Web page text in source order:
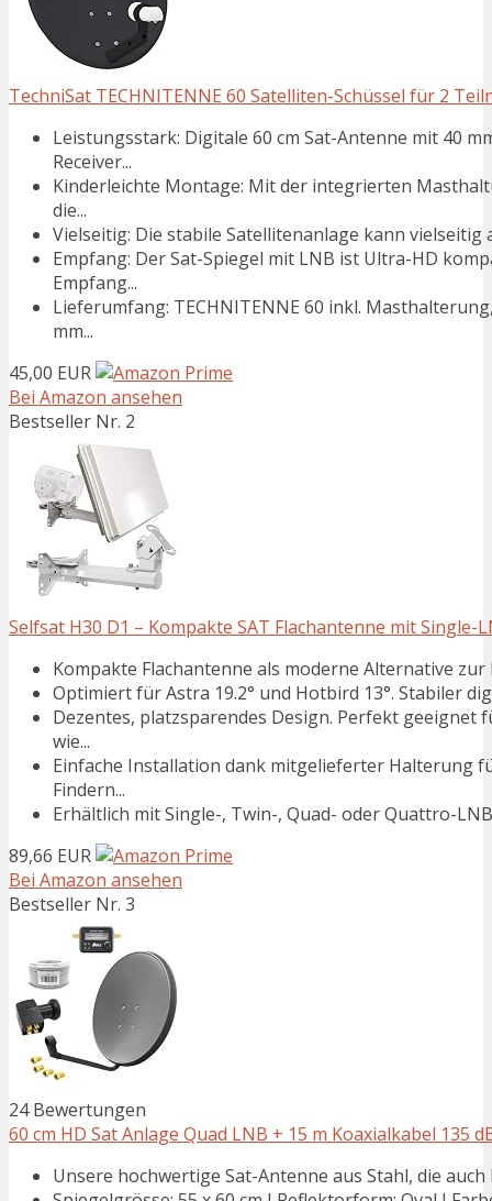
TechniSat TECHNITENNE 60 Satelliten-Schüssel für 2
Leistungsstark: Digitale 60 cm Sat-Antenne mit 40
Receiver...
Kinderleichte Montage: Mit der integrierten
die...
Vielseitig: Die stabile Satellitenanlage kann vielseitig
Empfang: Der Sat-Spiegel mit LNB ist Ultra-HD
Empfang...
Lieferumfang: TECHNITENNE 60 inkl.
mm...
45,00 EUR
Bei Amazon ansehen
Bestseller Nr. 2
Selfsat H30 D1 – Kompakte SAT Flachantenne mit
Kompakte Flachantenne als moderne Alternative
Optimiert für Astra 19.2° und Hotbird 13°. Stabiler
Dezentes, platzsparendes Design. Perfekt
wie...
Einfache Installation dank mitgelieferter Halterung
Findern...
Erhältlich mit Single-, Twin-, Quad- oder Quattro-
89,66 EUR
Bei Amazon ansehen
Bestseller Nr. 3
24 Bewertungen
60 cm HD Sat Anlage Quad LNB + 15 m Koaxialkabel 135
Unsere hochwertige Sat-Antenne aus Stahl, die